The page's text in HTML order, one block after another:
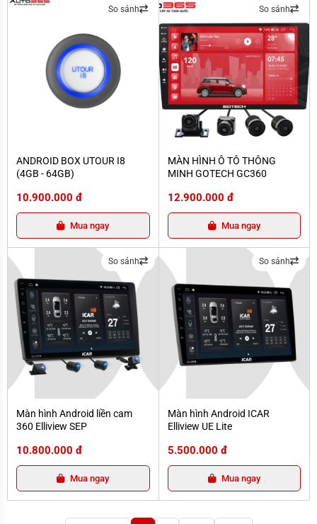
So sánh
ANDROID BOX UTOUR I8
(4GB - 64GB)
10.900.000 đ
Mua ngay
MÀN HÌNH Ô TÔ THÔNG MINH
So sánh
MÀN HÌNH Ô TÔ THÔNG
MINH GOTECH GC360
12.900.000 đ
Mua ngay
So sánh
Màn hình Android liền cam
360 Elliview SEP
10.800.000 đ
Mua ngay
So sánh
Màn hình Android ICAR
Elliview UE Lite
5.500.000 đ
Mua ngay